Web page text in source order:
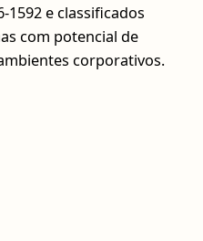
e classificados
com potencial de
corporativos.